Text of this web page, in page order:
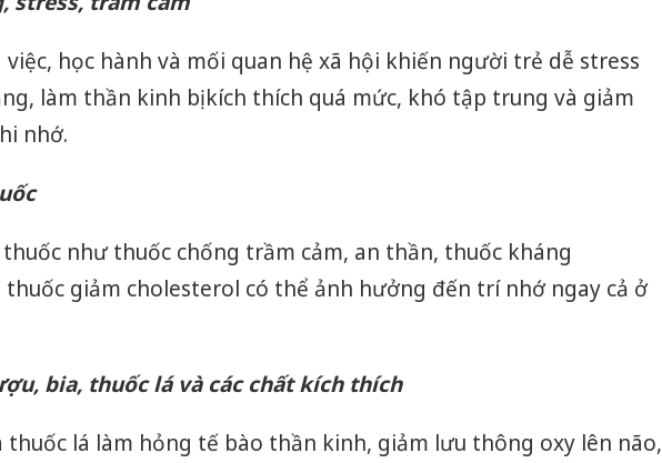
việc, học hành và mối quan hệ xã hội khiến người trẻ dễ stress
làm thần kinh bị kích thích quá mức, khó tập trung và giảm
nhớ.
như thuốc chống trầm cảm, an thần, thuốc kháng
thuốc giảm cholesterol có thể ảnh hưởng đến trí nhớ ngay cả ở
bia, thuốc lá và các chất kích thích
thuốc lá làm hỏng tế bào thần kinh, giảm lưu thông oxy lên não,